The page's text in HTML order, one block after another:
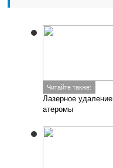
Читайте также:
Лазерное удаление
атеромы